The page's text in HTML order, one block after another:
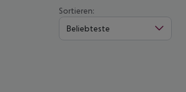
Sortieren:
Beliebteste